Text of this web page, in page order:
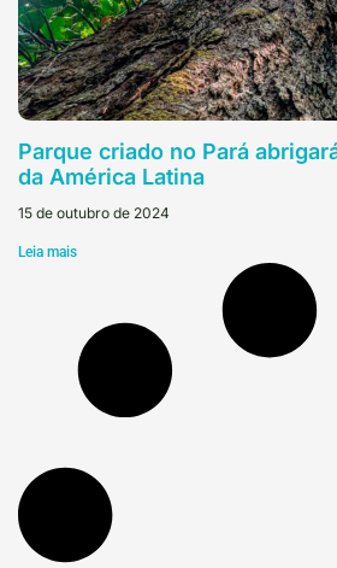
Parque criado no Pará
da América Latina
15 de outubro de 2024
Leia mais